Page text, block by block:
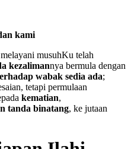
kami
musuhKu telah
kezalimannya bermula dengan
wabak sedia ada;
tetapi permulaan
kematian,
tanda binatang, ke jutaan